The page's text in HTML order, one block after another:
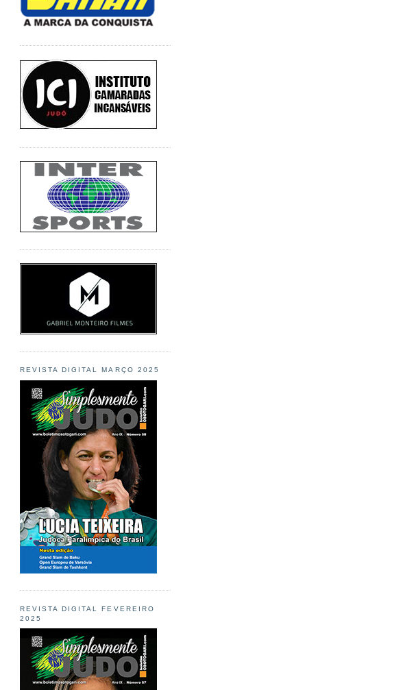
REVISTA DIGITAL MARÇO 2025
REVISTA DIGITAL FEVEREIRO
2025